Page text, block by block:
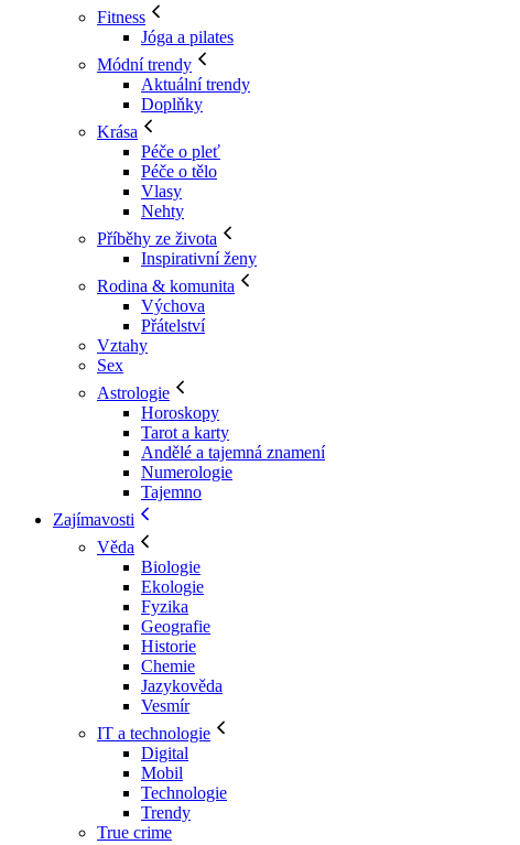
Fitness
Jóga a pilates
Módní trendy
Aktuální trendy
Doplňky
Krása
Péče o pleť
Péče o tělo
Vlasy
Nehty
Příběhy ze života
Inspirativní ženy
Rodina & komunita
Výchova
Přátelství
Vztahy
Sex
Astrologie
Horoskopy
Tarot a karty
Andělé a tajemná znamení
Numerologie
Tajemno
Zajímavosti
Věda
Biologie
Ekologie
Fyzika
Geografie
Historie
Chemie
Jazykověda
Vesmír
IT a technologie
Digital
Mobil
Technologie
Trendy
True crime